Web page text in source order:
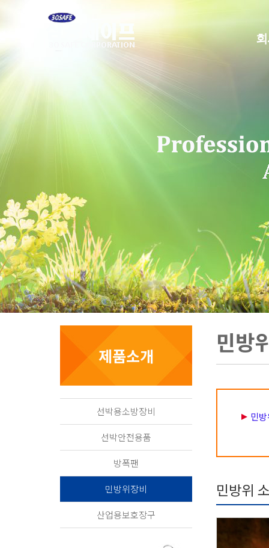
제품소개
선박용소방장비
선박안전용품
방폭팬
민방위장비
산업용보호장구
민방
민
민방위